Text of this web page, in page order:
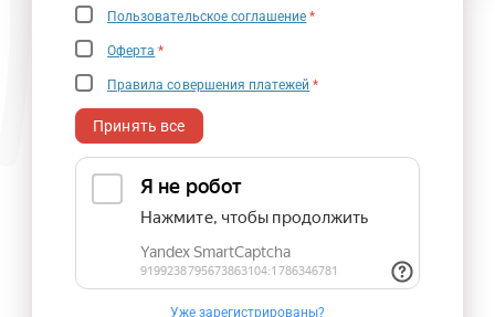
Пользовательское соглашение *
Оферта *
Правила совершения платежей *
Принять все
Уже зарегистрированы?